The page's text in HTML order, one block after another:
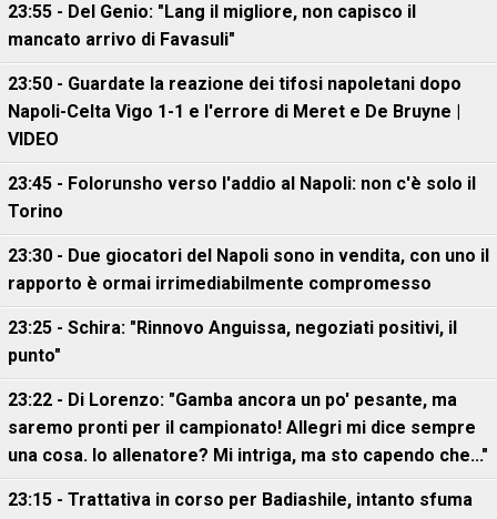
23:55 - Del Genio: "Lang il migliore, non capisco il
mancato arrivo di Favasuli"
23:50 - Guardate la reazione dei tifosi napoletani dopo
Napoli-Celta Vigo 1-1 e l'errore di Meret e De Bruyne |
VIDEO
23:45 - Folorunsho verso l'addio al Napoli: non c'è solo il
Torino
23:30 - Due giocatori del Napoli sono in vendita, con uno il
rapporto è ormai irrimediabilmente compromesso
23:25 - Schira: "Rinnovo Anguissa, negoziati positivi, il
punto"
23:22 - Di Lorenzo: "Gamba ancora un po' pesante, ma
saremo pronti per il campionato! Allegri mi dice sempre
una cosa. Io allenatore? Mi intriga, ma sto capendo che..."
23:15 - Trattativa in corso per Badiashile, intanto sfuma